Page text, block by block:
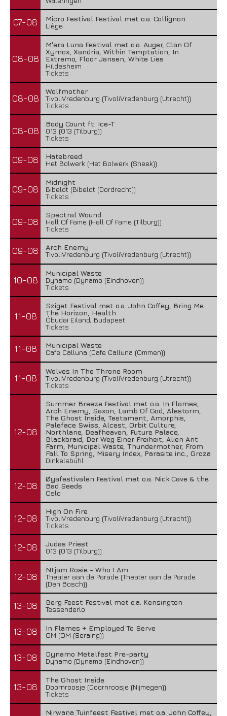
07-08
Micro Festival Festival met o.a. Collignon
Liège
08-08
M'era Luna Festival met o.a. Auger, Clan Of
Xymox, Xandria, Within Temptation, In
Extremo, Floor Jansen, White Lies
Hildesheim
Tickets
08-08
Wolfmother
TivoliVredenburg (TivoliVredenburg (Utrecht))
Tickets
08-08
Body Count ft. Ice-T
013 (013 (Tilburg))
Tickets
09-08
Hatebreed
Het Bolwerk (Het Bolwerk (Sneek))
09-08
Midnight
Bibelot (Bibelot (Dordrecht))
Tickets
09-08
Spectral Wound
Hall Of Fame (Hall Of Fame (Tilburg))
Tickets
09-08
Arch Enemy
TivoliVredenburg (TivoliVredenburg (Utrecht))
10-08
Municipal Waste
Dynamo (Dynamo (Eindhoven))
Tickets
11-08
Sziget Festival met o.a. John Coffey, Bring Me
The Horizon, Health
Óbudai Eiland, Budapest
Tickets
11-08
Municipal Waste
Cafe Calluna (Cafe Calluna (Ommen))
11-08
Wolves In The Throne Room
TivoliVredenburg (TivoliVredenburg (Utrecht))
Tickets
12-08
Summer Breeze Festival met o.a. In Flames,
Arch Enemy, Saxon, Lamb Of God, Alestorm,
The Ghost Inside, Testament, Amorphis,
Paleface Swiss, Alcest, Orbit Culture,
Northlane, Deafheaven, Future Palace,
Blackbraid, Der Weg Einer Freiheit, Alien Ant
Farm, Municipal Waste, Thundermother, From
Fall To Spring, Misery Index, Parasite inc., Groza
Dinkelsbühl
12-08
Øyafestivalen Festival met o.a. Nick Cave & the
Bad Seeds
Oslo
12-08
High On Fire
TivoliVredenburg (TivoliVredenburg (Utrecht))
Tickets
12-08
Judas Priest
013 (013 (Tilburg))
12-08
Ntjam Rosie - Who I Am
Theater aan de Parade (Theater aan de Parade
(Den Bosch))
13-08
Berg Feest Festival met o.a. Kensington
Tessenderlo
13-08
In Flames + Employed To Serve
OM (OM (Seraing))
13-08
Dynamo Metalfest Pre-party
Dynamo (Dynamo (Eindhoven))
13-08
The Ghost Inside
Doornroosje (Doornroosje (Nijmegen))
Tickets
Nirwana Tuinfeest Festival met o.a. John Coffey,